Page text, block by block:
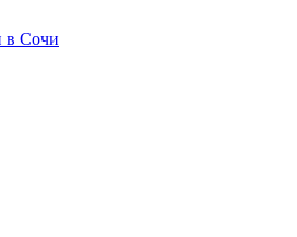
в Сочи